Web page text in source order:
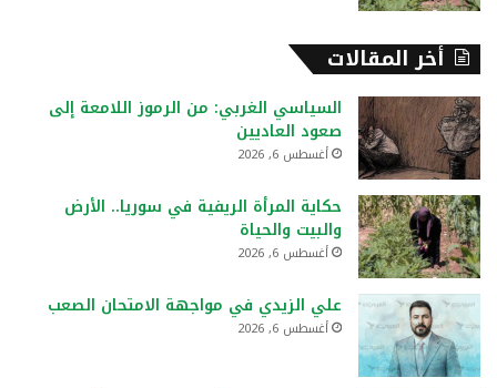
أخر المقالات
السياسي الغربي: من الرموز اللامعة إلى
صعود العاديين
أغسطس 6, 2026
حكاية المرأة الريفية في سوريا.. الأرض
والبيت والحياة
أغسطس 6, 2026
علي الزيدي في مواجهة الامتحان الصعب
أغسطس 6, 2026